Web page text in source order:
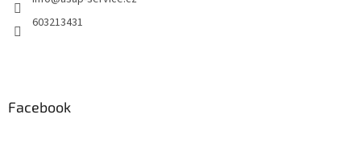
603213431
Facebook